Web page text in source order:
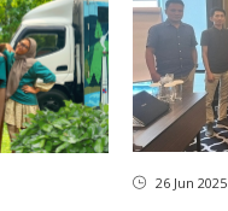
26 Jun 2025